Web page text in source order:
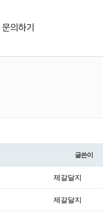
문의하기
글쓴이
제갈달지
제갈달지